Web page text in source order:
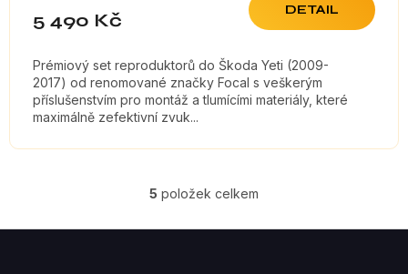
5 490 Kč DETAIL
Prémiový set reproduktorů do Škoda Yeti (2009-
2017) od renomované značky Focal s veškerým
příslušenstvím pro montáž a tlumícími materiály, které
maximálně zefektivní zvuk...
O
V
5 položek celkem
Z